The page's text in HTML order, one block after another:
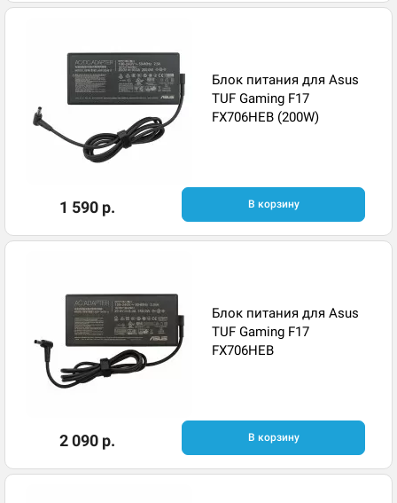
Блок питания для Asus
TUF Gaming F17
FX706HEB (200W)
1 590 р. В корзину
Блок питания для Asus
TUF Gaming F17
FX706HEB
2 090 р. В корзину